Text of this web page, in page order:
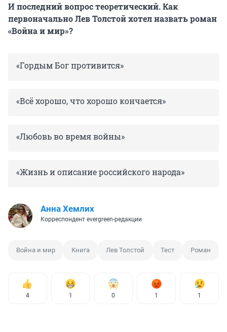
И последний вопрос теоретический. Как
первоначально Лев Толстой хотел назвать роман
«Война и мир»?
«Гордым Бог противится»
«Всё хорошо, что хорошо кончается»
«Любовь во время войны»
«Жизнь и описание российского народа»
Анна Хемлих
Корреспондент evergreen-редакции
Война и мир Книга Лев Толстой Тест Роман
4 1 0 1 1